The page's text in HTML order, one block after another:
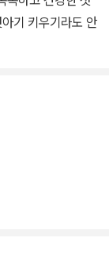
기 키우기라도 안
른 태아와 엄마의
영양 관리와 운
준비, 산후 회복,
건강과 질병 등
설명한다. 그때그